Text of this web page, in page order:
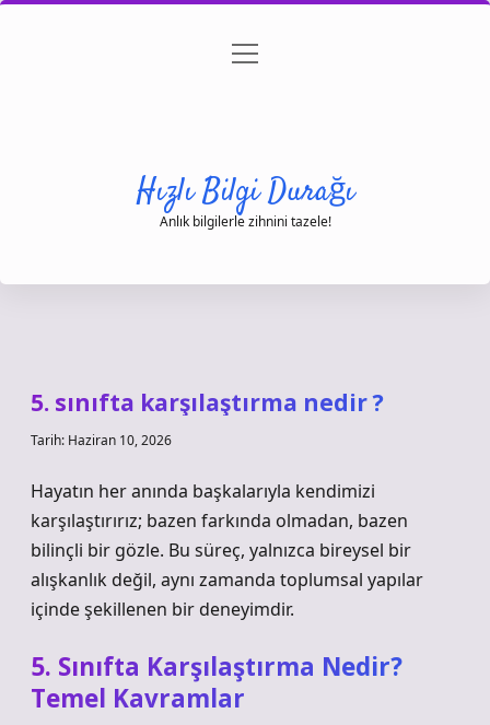
Gizlilik Politikası
menüyü
Hızlı Bilgi Durağı
Anlık bilgilerle zihnini tazele!
5. sınıfta karşılaştırma nedir ?
Tarih: Haziran 10, 2026
Hayatın her anında başkalarıyla kendimizi
karşılaştırırız; bazen farkında olmadan, bazen
bilinçli bir gözle. Bu süreç, yalnızca bireysel bir
alışkanlık değil, aynı zamanda toplumsal yapılar
içinde şekillenen bir deneyimdir.
5. Sınıfta Karşılaştırma Nedir?
Temel Kavramlar